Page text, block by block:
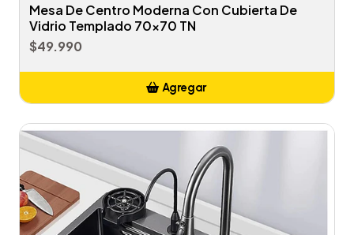
Mesa De Centro Moderna Con Cubierta De
Vidrio Templado 70x70 TN
$49.990
Agregar